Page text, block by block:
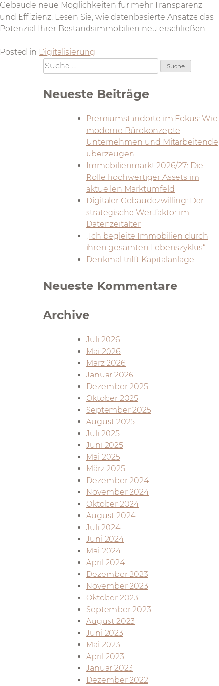
Gebäude neue Möglichkeiten für mehr Transparenz
und Effizienz. Lesen Sie, wie datenbasierte Ansätze das
Potenzial Ihrer Bestandsimmobilien neu erschließen.
Posted in Digitalisierung
Suche
nach:
Neueste Beiträge
Premiumstandorte im Fokus: Wie
moderne Bürokonzepte
Unternehmen und Mitarbeitende
überzeugen
Immobilienmarkt 2026/27: Die
Rolle hochwertiger Assets im
aktuellen Marktumfeld
Digitaler Gebäudezwilling: Der
strategische Wertfaktor im
Datenzeitalter
„Ich begleite Immobilien durch
ihren gesamten Lebenszyklus“
Denkmal trifft Kapitalanlage
Neueste Kommentare
Archive
Juli 2026
Mai 2026
März 2026
Januar 2026
Dezember 2025
Oktober 2025
September 2025
August 2025
Juli 2025
Juni 2025
Mai 2025
März 2025
Dezember 2024
November 2024
Oktober 2024
August 2024
Juli 2024
Juni 2024
Mai 2024
April 2024
Dezember 2023
November 2023
Oktober 2023
September 2023
August 2023
Juni 2023
Mai 2023
April 2023
Januar 2023
Dezember 2022